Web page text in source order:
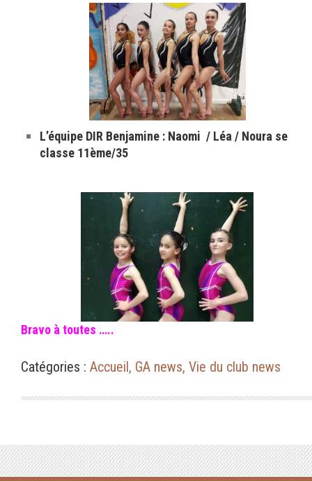
L’équipe DIR Benjamine : Naomi / Léa / Noura se
classe 11ème/35
Bravo à toutes …..
Catégories : Accueil, GA news, Vie du club news